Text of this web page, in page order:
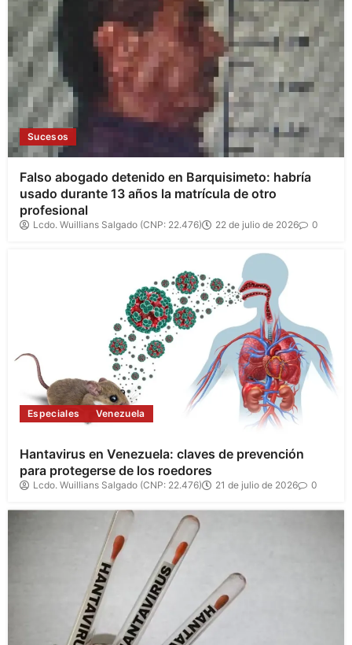
Sucesos
Falso abogado detenido en Barquisimeto: habría
usado durante 13 años la matrícula de otro
profesional
Lcdo. Wuillians Salgado (CNP: 22.476) 22 de julio de 2026 0
Especiales Venezuela
Hantavirus en Venezuela: claves de prevención
para protegerse de los roedores
Lcdo. Wuillians Salgado (CNP: 22.476) 21 de julio de 2026 0